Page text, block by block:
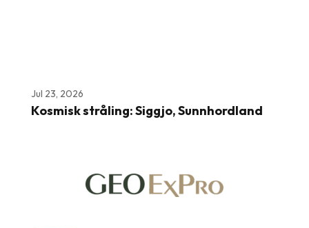
Jul 23, 2026
Kosmisk stråling: Siggjo, Sunnhordland